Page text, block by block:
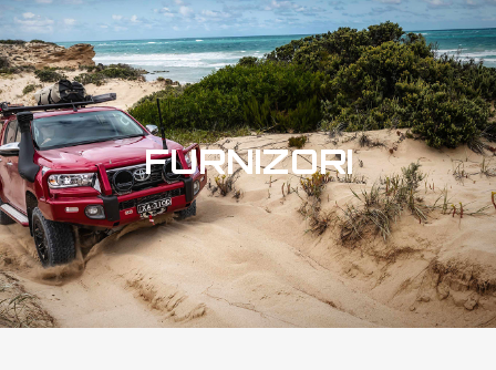
Pagina principala Furnizori
FURNIZORI